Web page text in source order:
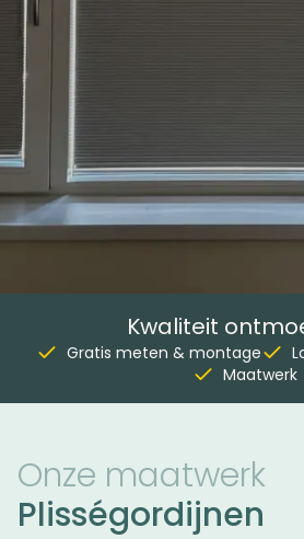
Kwaliteit
Gratis meten & montage
Maatwerk
Onze maatwerk
Plisségordijnen